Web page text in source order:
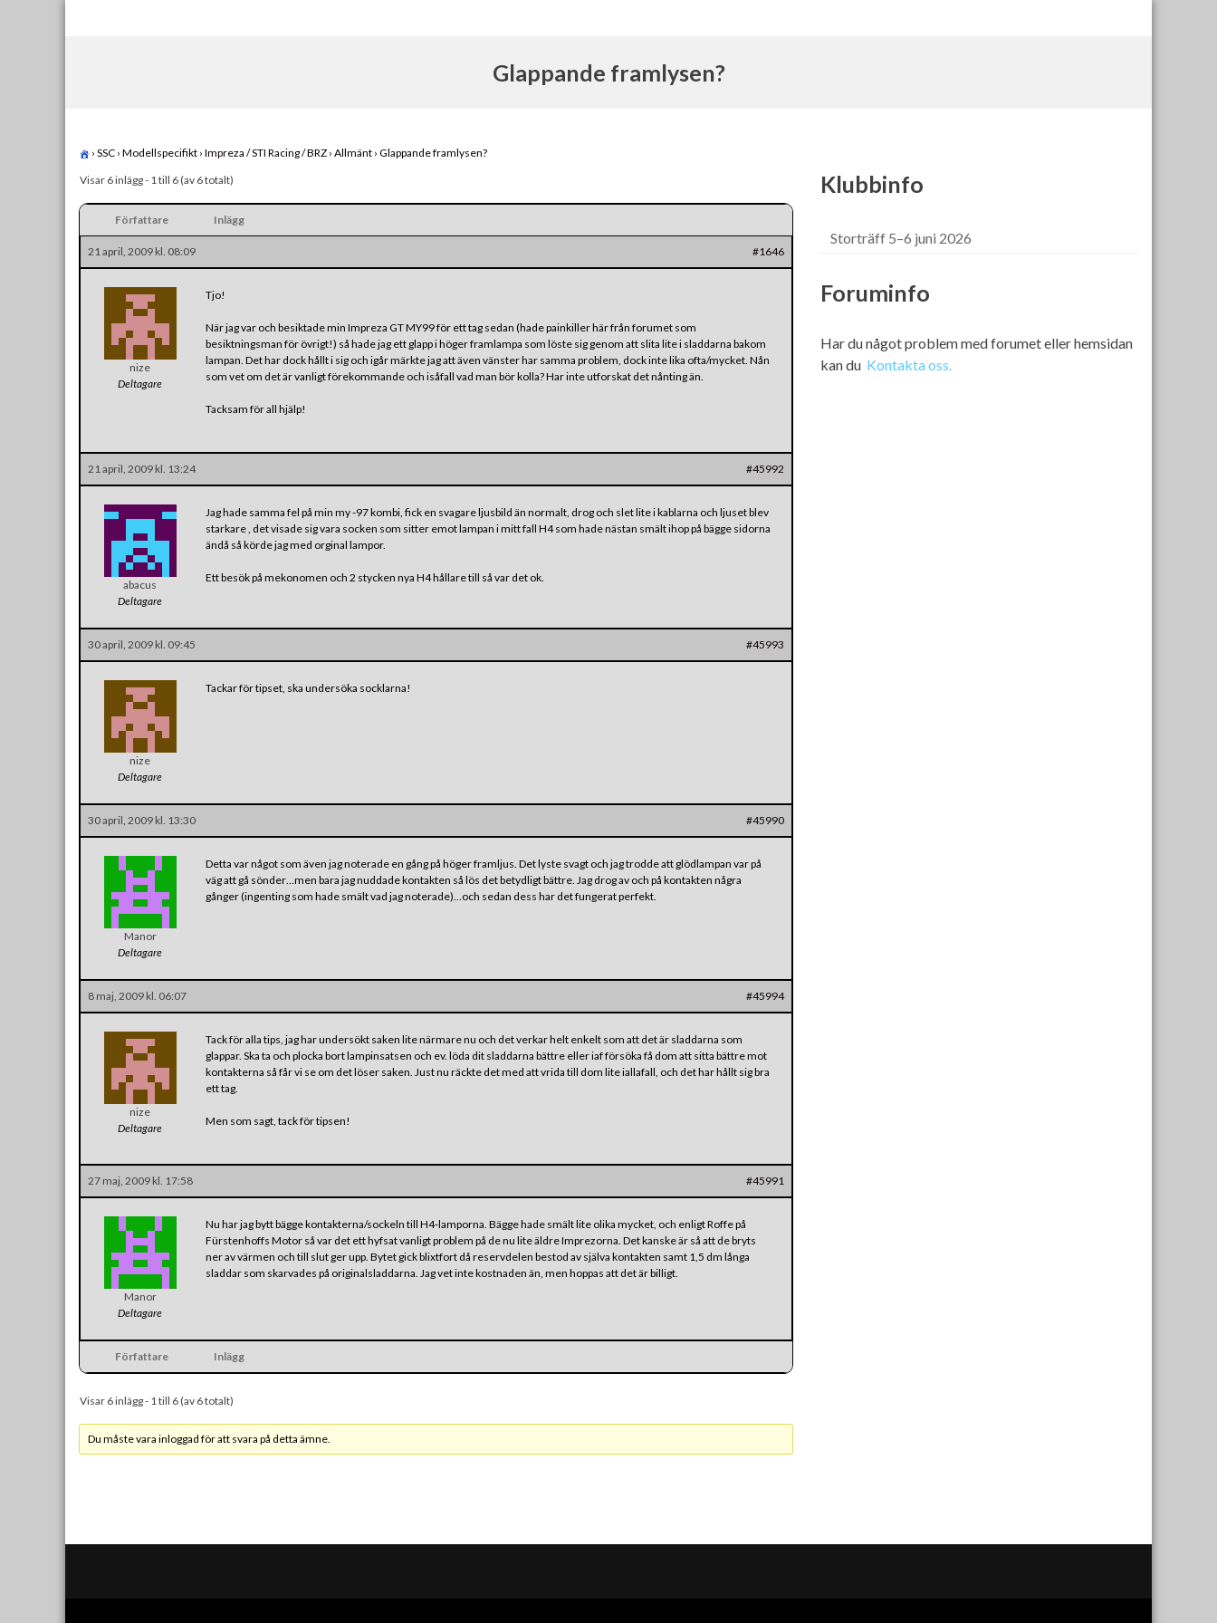
Glappande framlysen?
› SSC › Modellspecifikt › Impreza / STI Racing / BRZ › Allmänt › Glappande framlysen?
Visar 6 inlägg - 1 till 6 (av 6 totalt)
Författare Inlägg
21 april, 2009 kl. 08:09 #1646
nize
Deltagare
Tjo!
När jag var och besiktade min Impreza GT MY99 för ett tag sedan (hade painkiller här från forumet som
besiktningsman för övrigt!) så hade jag ett glapp i höger framlampa som löste sig genom att slita lite i sladdarna bakom
lampan. Det har dock hållt i sig och igår märkte jag att även vänster har samma problem, dock inte lika ofta/mycket. Nån
som vet om det är vanligt förekommande och isåfall vad man bör kolla? Har inte utforskat det nånting än.
Tacksam för all hjälp!
21 april, 2009 kl. 13:24 #45992
abacus
Deltagare
Jag hade samma fel på min my -97 kombi, fick en svagare ljusbild än normalt, drog och slet lite i kablarna och ljuset blev
starkare , det visade sig vara socken som sitter emot lampan i mitt fall H4 som hade nästan smält ihop på bägge sidorna
ändå så körde jag med orginal lampor.
Ett besök på mekonomen och 2 stycken nya H4 hållare till så var det ok.
30 april, 2009 kl. 09:45 #45993
nize
Deltagare
Tackar för tipset, ska undersöka socklarna!
30 april, 2009 kl. 13:30 #45990
Manor
Deltagare
Detta var något som även jag noterade en gång på höger framljus. Det lyste svagt och jag trodde att glödlampan var på
väg att gå sönder…men bara jag nuddade kontakten så lös det betydligt bättre. Jag drog av och på kontakten några
gånger (ingenting som hade smält vad jag noterade)…och sedan dess har det fungerat perfekt.
8 maj, 2009 kl. 06:07 #45994
nize
Deltagare
Tack för alla tips, jag har undersökt saken lite närmare nu och det verkar helt enkelt som att det är sladdarna som
glappar. Ska ta och plocka bort lampinsatsen och ev. löda dit sladdarna bättre eller iaf försöka få dom att sitta bättre mot
kontakterna så får vi se om det löser saken. Just nu räckte det med att vrida till dom lite iallafall, och det har hållt sig bra
ett tag.
Men som sagt, tack för tipsen!
27 maj, 2009 kl. 17:58 #45991
Manor
Deltagare
Nu har jag bytt bägge kontakterna/sockeln till H4-lamporna. Bägge hade smält lite olika mycket, och enligt Roffe på
Fürstenhoffs Motor så var det ett hyfsat vanligt problem på de nu lite äldre Imprezorna. Det kanske är så att de bryts
ner av värmen och till slut ger upp. Bytet gick blixtfort då reservdelen bestod av själva kontakten samt 1,5 dm långa
sladdar som skarvades på originalsladdarna. Jag vet inte kostnaden än, men hoppas att det är billigt.
Författare Inlägg
Visar 6 inlägg - 1 till 6 (av 6 totalt)
Du måste vara inloggad för att svara på detta ämne.
Klubbinfo
Storträff 5–6 juni 2026
Foruminfo
Har du något problem med forumet eller hemsidan
kan du Kontakta oss.